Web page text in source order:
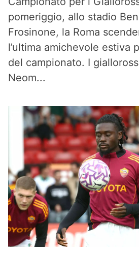
pomeriggio, allo stadio
Frosinone, la Roma
l’ultima amichevole estiva
del campionato. I
Neom...